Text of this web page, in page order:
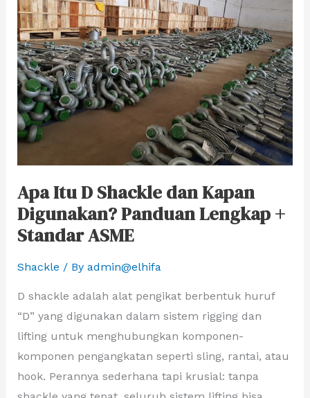
Apa Itu D Shackle dan Kapan
Digunakan? Panduan Lengkap +
Standar ASME
Shackle / By admin@elhifa
D shackle adalah alat pengikat berbentuk huruf
“D” yang digunakan dalam sistem rigging dan
lifting untuk menghubungkan komponen-
komponen pengangkatan seperti sling, rantai, atau
hook. Perannya sederhana tapi krusial: tanpa
D
Shackle
dan
Kapan
Digunakan?
Panduan
Lengkap
+
Standar
ASME